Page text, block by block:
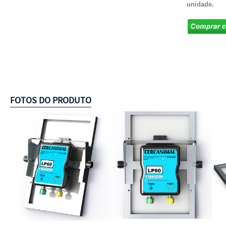
unidade.
FOTOS DO PRODUTO